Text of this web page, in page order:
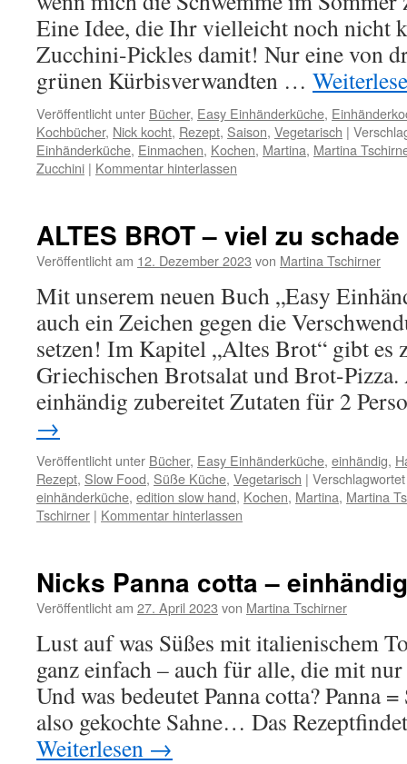
Eine Idee, die Ihr vielleicht noch nicht
Zucchini-Pickles damit! Nur eine von
grünen Kürbisverwandten …
Veröffentlicht unter Bücher, Easy Einhänderküche,
Kochbücher, Nick kocht, Rezept, Saison, Vegetarisch |
Einhänderküche, Einmachen, Kochen, Martina, Martina
Zucchini | Kommentar hinterlassen
ALTES BROT – viel zu
Veröffentlicht am 12. Dezember 2023 von Martina Tschirner
Mit unserem neuen Buch „Easy
auch ein Zeichen gegen die
setzen! Im Kapitel „Altes Brot“ gibt es
Griechischen Brotsalat und Brot-
einhändig zubereitet Zutaten für 2
→
Veröffentlicht unter Bücher, Easy Einhänderküche, einhändig,
Rezept, Slow Food, Süße Küche, Vegetarisch |
einhänderküche, edition slow hand, Kochen, Martina, Martina
Tschirner | Kommentar hinterlassen
Nicks Panna cotta –
Veröffentlicht am 27. April 2023 von Martina Tschirner
Lust auf was Süßes mit italienischem
ganz einfach – auch für alle, die mit
Und was bedeutet Panna cotta? Panna
also gekochte Sahne… Das
Weiterlesen →